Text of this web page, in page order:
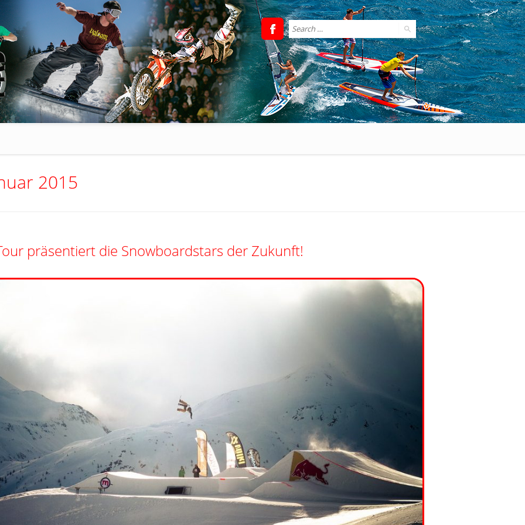
2015
präsentiert die Snowboardstars der Zukunft!